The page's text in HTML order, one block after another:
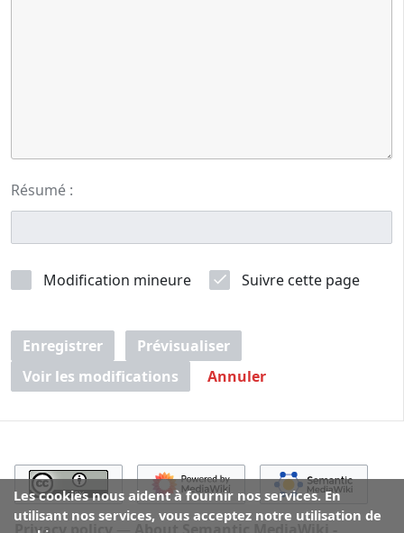
Résumé :
Modification mineure Suivre cette page
Enregistrer
Prévisualiser
Voir les modifications
Annuler
Les cookies nous aident à fournir nos services. En
utilisant nos services, vous acceptez notre utilisation de